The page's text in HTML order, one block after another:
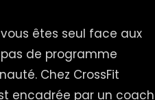
êtes seul face aux
de programme
Chez CrossFit
encadrée par un coach